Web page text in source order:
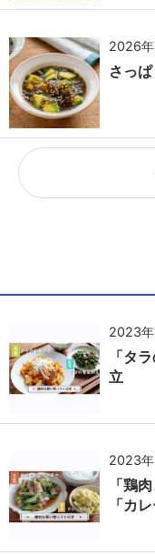
2026年
さっ
2023年
「タ
立
2023年
「鶏
「カ